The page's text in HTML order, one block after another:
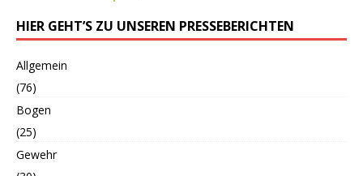
HIER GEHT’S ZU UNSEREN PRESSEBERICHTEN
Allgemein
(76)
Bogen
(25)
Gewehr